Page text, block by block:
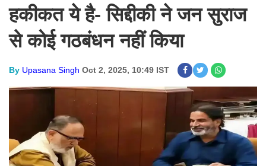
हकीकत ये है- सिद्दीकी ने जन सुराज
से कोई गठबंधन नहीं किया
By Upasana Singh Oct 2, 2025, 10:49 IST